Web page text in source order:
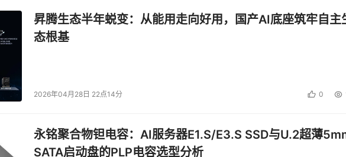
昇腾生态半年蜕变：从能用走向好用，国产AI底座筑牢自主
态根基
2026年04月28日 22点14分 0
永铭聚合物钽电容：AI服务器E1.S/E3.S SSD与U.2超薄
SATA启动盘的PLP电容选型分析